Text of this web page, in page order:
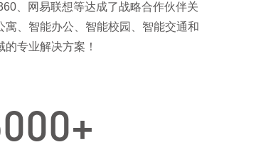
、网易联想等达成了战略合作伙伴关
、智能办公、智能校园、智能交通和
专业解决方案！
+